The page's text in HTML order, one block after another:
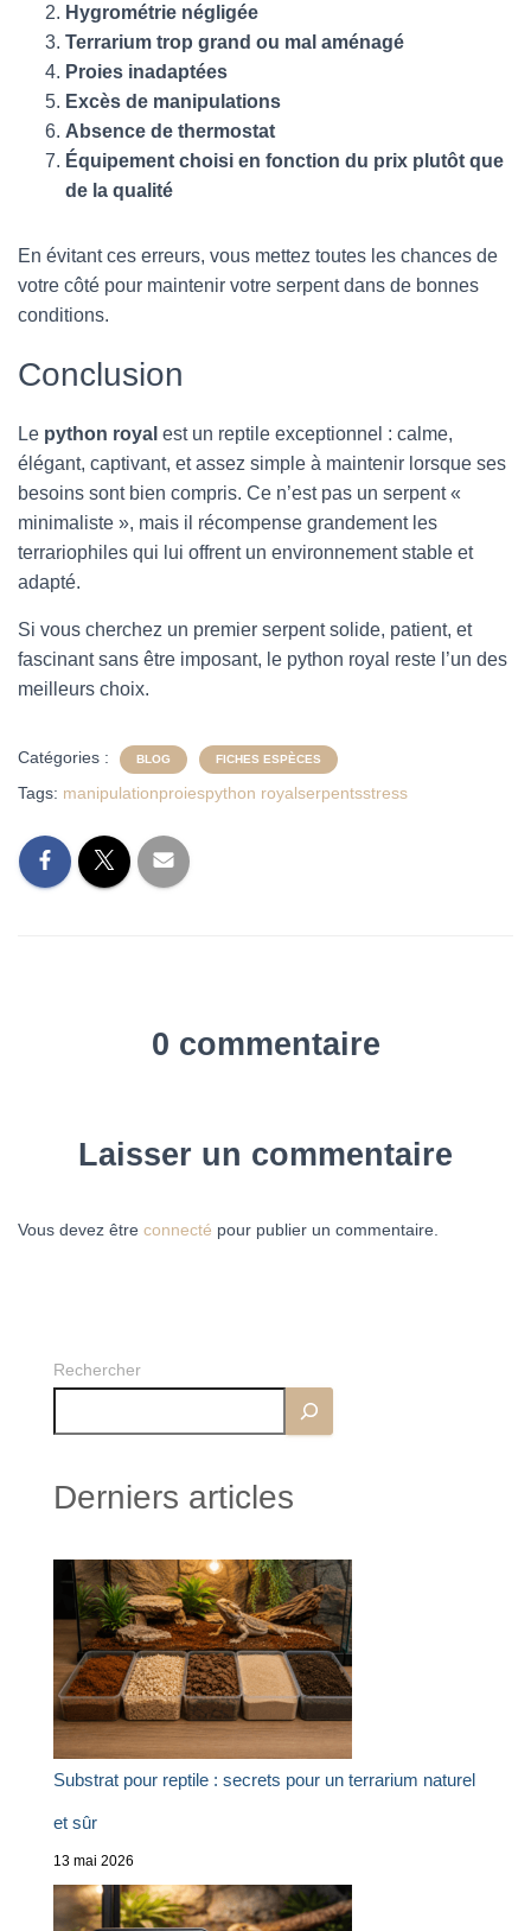
Hygrométrie négligée
Terrarium trop grand ou mal aménagé
Proies inadaptées
Excès de manipulations
Absence de thermostat
Équipement choisi en fonction du prix plutôt que
de la qualité
En évitant ces erreurs, vous mettez toutes les chances de
votre côté pour maintenir votre serpent dans de bonnes
conditions.
Conclusion
Le python royal est un reptile exceptionnel : calme,
élégant, captivant, et assez simple à maintenir lorsque ses
besoins sont bien compris. Ce n’est pas un serpent «
minimaliste », mais il récompense grandement les
terrariophiles qui lui offrent un environnement stable et
adapté.
Si vous cherchez un premier serpent solide, patient, et
fascinant sans être imposant, le python royal reste l’un des
meilleurs choix.
Catégories : BLOG FICHES ESPÈCES
Tags: manipulationproiespython royalserpentsstress
0 commentaire
Laisser un commentaire
Vous devez être connecté pour publier un commentaire.
Rechercher
Derniers articles
Substrat pour reptile : secrets pour un terrarium naturel
et sûr
13 mai 2026